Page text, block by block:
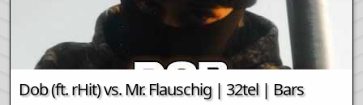
Dob (ft. rHit) vs. Mr. Flauschig | 32tel | Bars